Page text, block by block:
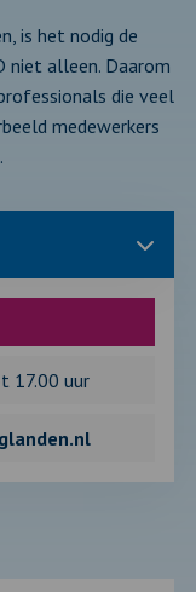
is het nodig de
niet alleen. Daarom
die veel
medewerkers
17.00 uur